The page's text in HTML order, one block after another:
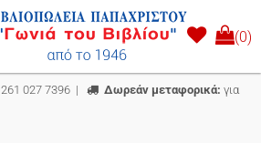
(0)
261 027 7396 | Δωρεάν μεταφορικά: για